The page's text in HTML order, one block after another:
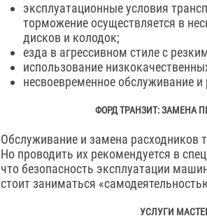
эксплуатационные условия
торможение осуществляется в
дисков и колодок;
езда в агрессивном стиле с
использование
несвоевременное обслуживание
ФОРД ТРАНЗИТ: ЗАМЕНА
Обслуживание и замена расходников
Но проводить их рекомендуется в
что безопасность эксплуатации
стоит заниматься
УСЛУГИ